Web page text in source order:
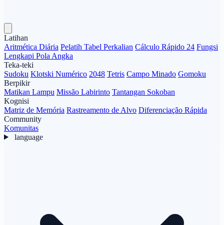
Latihan
Aritmética Diária Pelatih Tabel Perkalian Cálculo Rápido 24 Fungsi
Lengkapi Pola Angka
Teka-teki
Sudoku Klotski Numérico 2048 Tetris Campo Minado Gomoku
Berpikir
Matikan Lampu Missão Labirinto Tantangan Sokoban
Kognisi
Matriz de Memória Rastreamento de Alvo Diferenciação Rápida
Community
Komunitas
language